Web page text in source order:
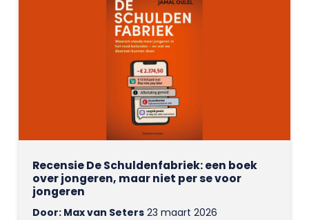
Recensie De Schuldenfabriek: een boek
over jongeren, maar niet per se voor
jongeren
Door: Max van Seters23 maart 2026